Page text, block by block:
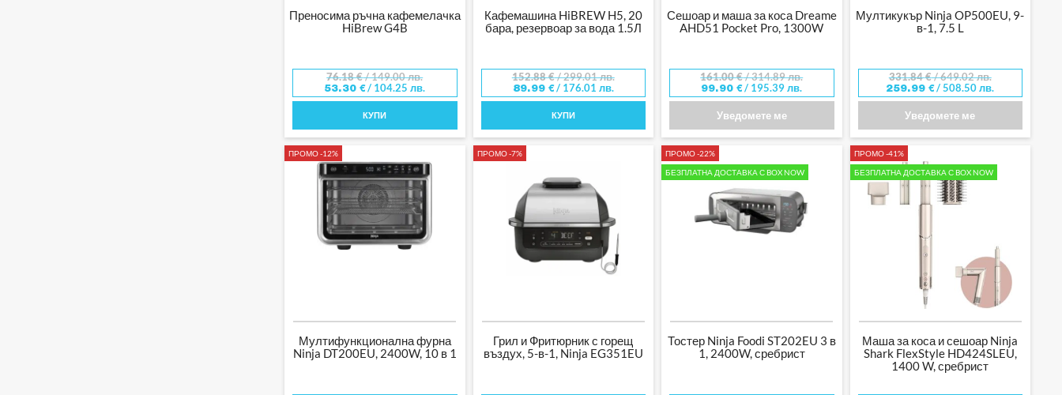
Преносима ръчна кафемелачка
HiBrew G4B
76.18€/ 149.00 лв.
53.30€/ 104.25 лв.
КУПИ
Кафемашина HiBREW H5, 20
бара, резервоар за вода 1.5Л
152.88€/ 299.01 лв.
89.99 €/ 176.01 лв.
КУПИ
Сешоар и маша за коса Dreame
AHD51 Pocket Pro, 1300W
161.00€/ 314.89 лв.
99.90€/ 195.39 лв.
Уведомете ме
Мултикукър Ninja OP500EU, 9-
в-1, 7.5 L
331.84€/ 649.02 лв.
259.99€/ 508.50 лв.
Уведомете ме
ПРОМО -12%
Мултифункционална фурна
Ninja DT200EU, 2400W, 10 в 1
ПРОМО -7%
Грил и Фритюрник с горещ
въздух, 5-в-1, Ninja EG351EU
ПРОМО -22%
БЕЗПЛАТНА ДОСТАВКА С BOX NOW
Тостер Ninja Foodi ST202EU 3 в
1, 2400W, сребрист
ПРОМО -41%
БЕЗПЛАТНА ДОСТАВКА С BOX NOW
Маша за коса и сешоар Ninja
Shark FlexStyle HD424SLEU,
1400 W, сребрист